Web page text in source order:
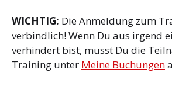
WICHTIG: Die Anmeldung zum
verbindlich! Wenn Du aus irgend
verhindert bist, musst Du die
Training unter Meine Buchungen